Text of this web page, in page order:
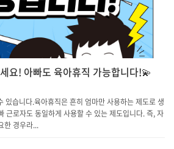
요! 아빠도 육아휴직 가능합니다!💫
있습니다.육아휴직은 흔히 엄마만 사용하는 제도로 생
근로자도 동일하게 사용할 수 있는 제도입니다. 즉, 자
한 경우라...